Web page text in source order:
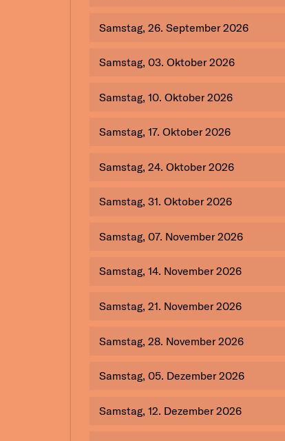
Samstag, 26. September 2026
Samstag, 03. Oktober 2026
Samstag, 10. Oktober 2026
Samstag, 17. Oktober 2026
Samstag, 24. Oktober 2026
Samstag, 31. Oktober 2026
Samstag, 07. November 2026
Samstag, 14. November 2026
Samstag, 21. November 2026
Samstag, 28. November 2026
Samstag, 05. Dezember 2026
Samstag, 12. Dezember 2026